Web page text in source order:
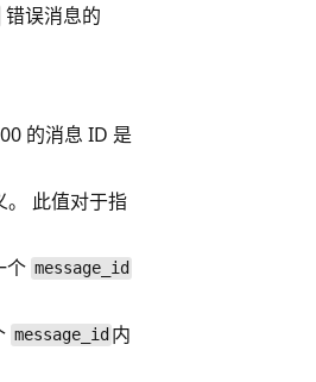
错误消息的
的消息 ID 是
。 此值对于指
个 message_id
message_id 内